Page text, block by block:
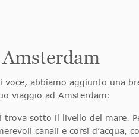
abbiamo aggiunto una
viaggio ad Amsterdam:
trova sotto il livello del mare.
canali e corsi d’acqua,